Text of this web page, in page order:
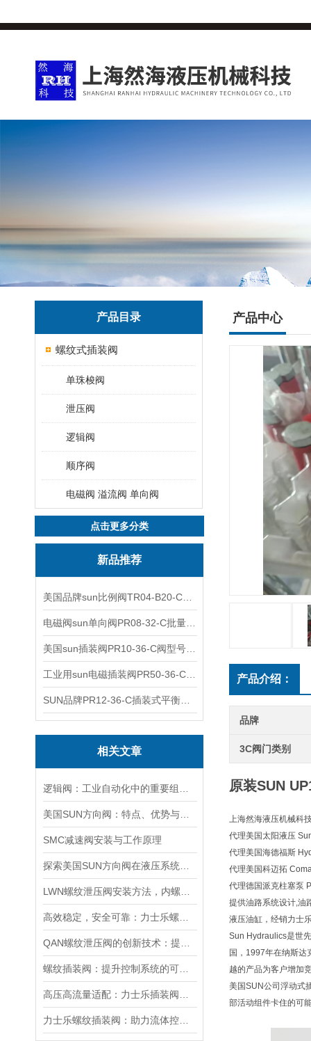
产品目录
螺纹式插装阀
单珠梭阀
泄压阀
逻辑阀
顺序阀
电磁阀 溢流阀 单向阀
点击更多分类
新品推荐
相关文章
SMC减速阀安装与工作原理
产品中心
产品介绍：
品牌
3C阀门类别
原装SUN
上海然海液压机械科
代理美国太阳液压
代理美国海德福斯
代理美国科迈拓
代理德国派克柱塞泵
提供油路系统设计,油
液压油缸，经销力士
Sun Hydraulics是世
国，1997年在纳斯达
越的产品为客户增加
美国SUN公司浮动式
部活动组件卡住的可